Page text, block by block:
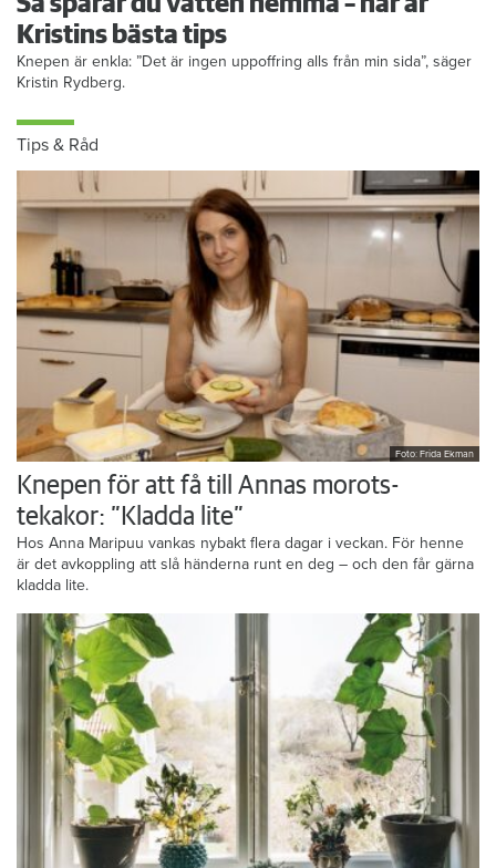
Kristins bästa tips
Knepen är enkla: ”Det är ingen uppoffring alls från min sida”, säger
Kristin Rydberg.
Tips & Råd
Foto: Frida Ekman
Knepen för att få till Annas morots-
tekakor: ”Kladda lite”
Hos Anna Maripuu vankas nybakt flera dagar i veckan. För henne
är det avkoppling att slå händerna runt en deg – och den får gärna
kladda lite.